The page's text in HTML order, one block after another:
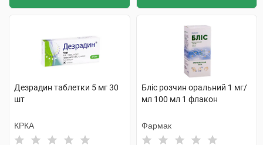
Дезрадин таблетки 5 мг 30
шт
КРКА
Бліс розчин оральний 1 мг/
мл 100 мл 1 флакон
Фармак